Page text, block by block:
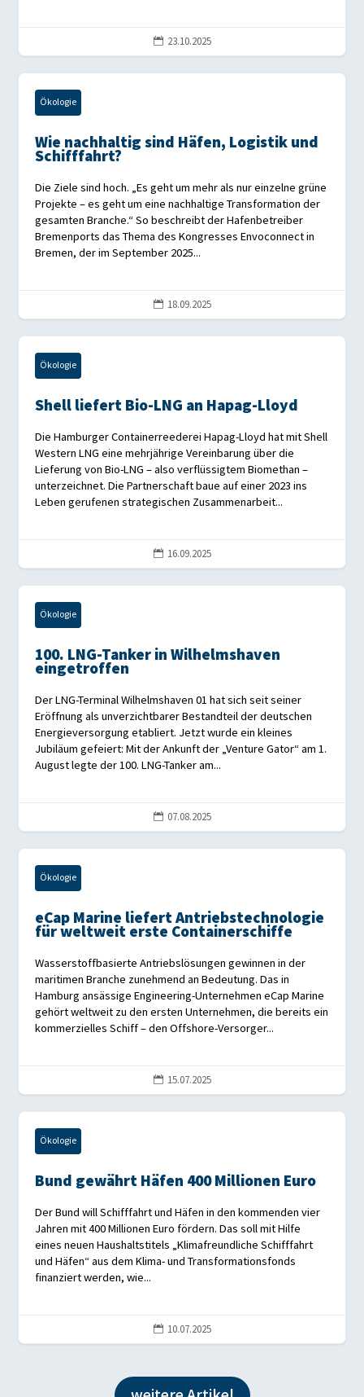
 23.10.2025
Ökologie
Wie nachhaltig sind Häfen, Logistik und
Schifffahrt?
Die Ziele sind hoch. „Es geht um mehr als nur einzelne grüne
Projekte – es geht um eine nachhaltige Transformation der
gesamten Branche.“ So beschreibt der Hafenbetreiber
Bremenports das Thema des Kongresses Envoconnect in
Bremen, der im September 2025...
 18.09.2025
Ökologie
Shell liefert Bio-LNG an Hapag-Lloyd
Die Hamburger Containerreederei Hapag-Lloyd hat mit Shell
Western LNG eine mehrjährige Vereinbarung über die
Lieferung von Bio-LNG – also verflüssigtem Biomethan –
unterzeichnet. Die Partnerschaft baue auf einer 2023 ins
Leben gerufenen strategischen Zusammenarbeit...
 16.09.2025
Ökologie
100. LNG-Tanker in Wilhelmshaven
eingetroffen
Der LNG-Terminal Wilhelmshaven 01 hat sich seit seiner
Eröffnung als unverzichtbarer Bestandteil der deutschen
Energieversorgung etabliert. Jetzt wurde ein kleines
Jubiläum gefeiert: Mit der Ankunft der „Venture Gator“ am 1.
August legte der 100. LNG-Tanker am...
 07.08.2025
Ökologie
eCap Marine liefert Antriebstechnologie
für weltweit erste Containerschiffe
Wasserstoffbasierte Antriebslösungen gewinnen in der
maritimen Branche zunehmend an Bedeutung. Das in
Hamburg ansässige Engineering-Unternehmen eCap Marine
gehört weltweit zu den ersten Unternehmen, die bereits ein
kommerzielles Schiff – den Offshore-Versorger...
 15.07.2025
Ökologie
Bund gewährt Häfen 400 Millionen Euro
Der Bund will Schifffahrt und Häfen in den kommenden vier
Jahren mit 400 Millionen Euro fördern. Das soll mit Hilfe
eines neuen Haushaltstitels „Klimafreundliche Schifffahrt
und Häfen“ aus dem Klima- und Transformationsfonds
finanziert werden, wie...
 10.07.2025